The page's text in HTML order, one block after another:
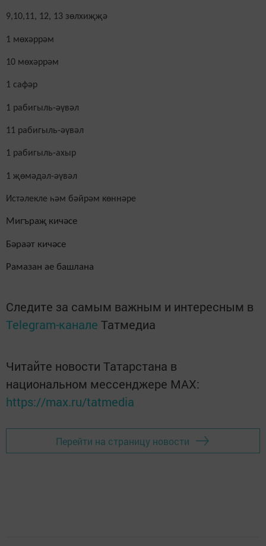
9,10,11, 12, 13 зөлхиҗҗә
1 мөхәррәм
10 мөхәррәм
1 сафәр
1 рабигыль-әүвәл
11 рабигыль-әүвәл
1 рабигыль-ахыр
1 җөмәдәл-әүвәл
Истәлекле һәм бәйрәм көннәре
Мигъраҗ кичәсе
Бәраәт кичәсе
Рамазан ае башлана
Следите за самым важным и интересным в
Telegram-канале Татмедиа
Читайте новости Татарстана в
национальном мессенджере MАХ:
https://max.ru/tatmedia
Перейти на страницу новости